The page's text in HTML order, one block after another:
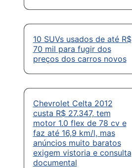
10 SUVs usados de até R$
70 mil para fugir dos
preços dos carros novos
Chevrolet Celta 2012
custa R$ 27.347, tem
motor 1.0 flex de 78 cv e
faz até 16,9 km/l, mas
anúncios muito baratos
exigem vistoria e consulta
documental